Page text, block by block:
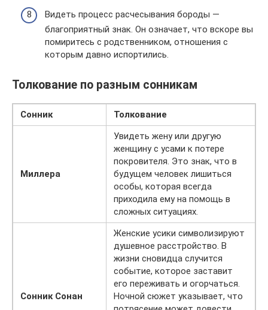
Видеть процесс расчесывания бороды —
благоприятный знак. Он означает, что вскоре вы
помиритесь с родственником, отношения с
которым давно испортились.
Толкование по разным сонникам
Сонник Толкование
Миллера
Увидеть жену или другую
женщину с усами к потере
покровителя. Это знак, что в
будущем человек лишиться
особы, которая всегда
приходила ему на помощь в
сложных ситуациях.
Сонник Сонан
Женские усики символизируют
душевное расстройство. В
жизни сновидца случится
событие, которое заставит
его переживать и огорчаться.
Ночной сюжет указывает, что